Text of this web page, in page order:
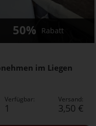
im Liegen
50% Rabatt
Verfügbar:
1
Versand:
3,50 €